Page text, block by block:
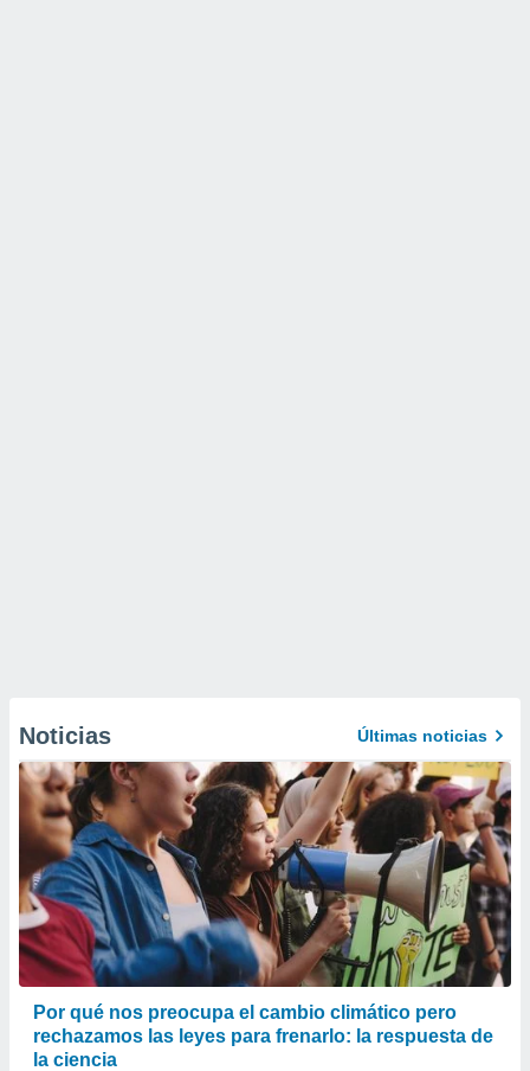
Noticias Últimas noticias
Por qué nos preocupa el cambio climático pero
rechazamos las leyes para frenarlo: la respuesta de
la ciencia